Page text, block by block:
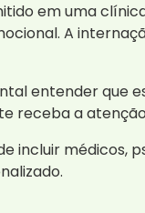
em uma
A
entender que
receba a
incluir médicos,